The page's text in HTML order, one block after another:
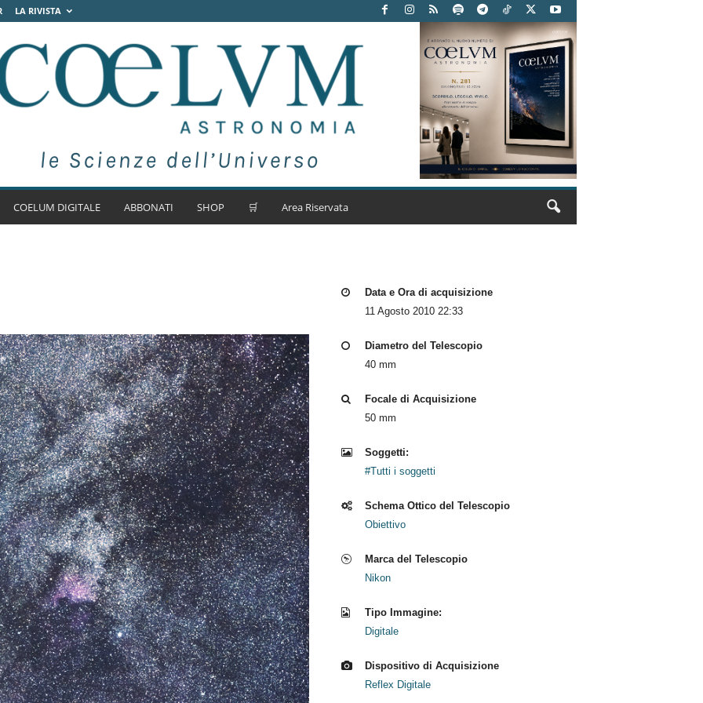
LA RIVISTA
COELUM DIGITALE ABBONATI SHOP 🛒 Area Riservata
Data e Ora di acquisizione
11 Agosto 2010 22:33
Diametro del Telescopio
40 mm
Focale di Acquisizione
50 mm
Soggetti:
#Tutti i soggetti
Schema Ottico del Telescopio
Obiettivo
Marca del Telescopio
Nikon
Tipo Immagine:
Digitale
Dispositivo di Acquisizione
Reflex Digitale